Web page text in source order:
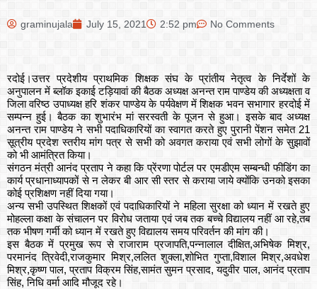
graminujala July 15, 2021 2:52 pm No Comments
रदोई।उत्तर प्रदेशीय प्राथमिक शिक्षक संघ के प्रांतीय नेतृत्व के निर्देशों के
अनुपालन में ब्लॉक इकाई टड़ियावां की बैठक अध्यक्ष अनन्त राम पाण्डेय की अध्यक्षता व
जिला वरिष्ठ उपाध्यक्ष हरि शंकर पाण्डेय के पर्यवेक्षण में शिक्षक भवन सभागार हरदोई में
सम्पन्न हुई। बैठक का शुभारंभ मां सरस्वती के पूजन से हुआ। इसके बाद अध्यक्ष
अनन्त राम पाण्डेय ने सभी पदाधिकारियों का स्वागत करते हुए पुरानी पेंशन समेत 21
सूत्रीय प्रदेश स्तरीय मांग पत्र से सभी को अवगत कराया एवं सभी लोगों के सुझावों
को भी आमंत्रित किया।
संगठन मंत्री आनंद प्रताप ने कहा कि प्रेंरणा पोर्टल पर एमडीएम सम्बन्धी फीडिंग का
कार्य प्रधानाध्यापकों से न लेकर बी आर सी स्तर से कराया जाये क्योंकि उनको इसका
कोई प्रशिक्षण नहीं दिया गया।
अन्य सभी उपस्थित शिक्षकों एवं पदाधिकारियों ने महिला सुरक्षा को ध्यान में रखते हुए
मोहल्ला कक्षा के संचालन पर विरोध जताया एवं जब तक बच्चे विद्यालय नहीं आ रहे,तब
तक भीषण गर्मी को ध्यान में रखते हुए विद्यालय समय परिवर्तन की मांग की।
इस बैठक में प्रमुख रूप से राजाराम प्रजापति,पन्नालाल दीक्षित,अभिषेक मिश्र,
परमानंद त्रिवेदी,राजकुमार मिश्र,ललित शुक्ला,शोभित गुप्ता,विशाल मिश्र,अवधेश
मिश्र,कृष्ण पाल, प्रताप विक्रम सिंह,सामंत सुमन प्रसाद, यदुवीर पाल, आनंद प्रताप
सिंह, निधि वर्मा आदि मौजूद रहे।